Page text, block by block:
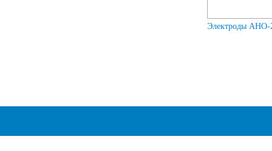
Электроды